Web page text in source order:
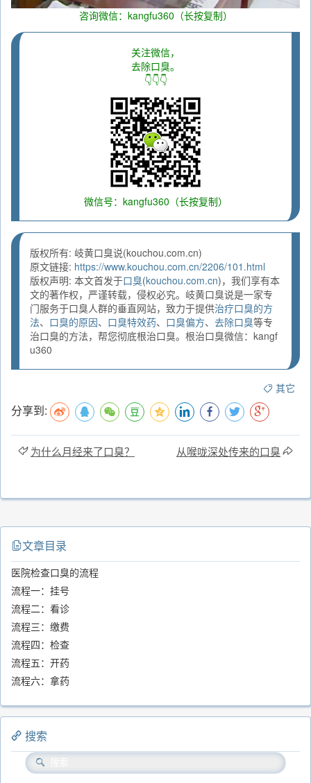
咨询微信：kangfu360（长按复制）
关注微信，
去除口臭。
👇👇👇
微信号：kangfu360（长按复制）
版权所有: 岐黄口臭说(kouchou.com.cn)
原文链接: https://www.kouchou.com.cn/2206/101.html
版权声明: 本文首发于口臭(kouchou.com.cn)，我们享有本
文的著作权，严谨转载，侵权必究。岐黄口臭说是一家专
门服务于口臭人群的垂直网站，致力于提供治疗口臭的方
法、 口臭的原因、 口臭特效药、 口臭偏方、 去除口臭等专
治口臭的方法，帮您彻底根治口臭。根治口臭微信：kangf
u360
其它
分享到:
为什么月经来了口臭？ 从喉咙深处传来的口臭
文章目录
医院检查口臭的流程
流程一：挂号
流程二：看诊
流程三：缴费
流程四：检查
流程五：开药
流程六：拿药
搜索